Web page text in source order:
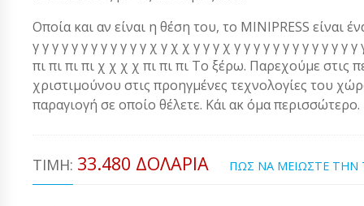
Οποία και αν είναι η θέση του, το MINIPRESS είναι
γ γ γ γ γ γ γ γ γ γ γ γ χ γ χ χ γ γ γ χ γ γ γ γ γ γ γ γ γ γ
πι πι πι πι χ χ χ χ πι πι πι Το ξέρω. Παρεχούμε στις
χριστιμούνου στις προηγμένες τεχνολογίες του
παραγιογή σε οποίο θέλετε. Κάι ακ όμα περισσώτερο.
ΤΙΜΉ: 33.480 ΔΟΛΆΡΙΑ ΠΩΣ ΝΑ ΜΕΙΩΣΤΕ ΤΗΝ